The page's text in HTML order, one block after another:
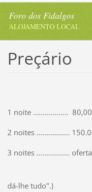
Foro dos Fidalgos
ALOJAMENTO LOCAL
Preçário
1 noite ..................
2 noites .................
3 noites .................
dá-lhe tudo".)